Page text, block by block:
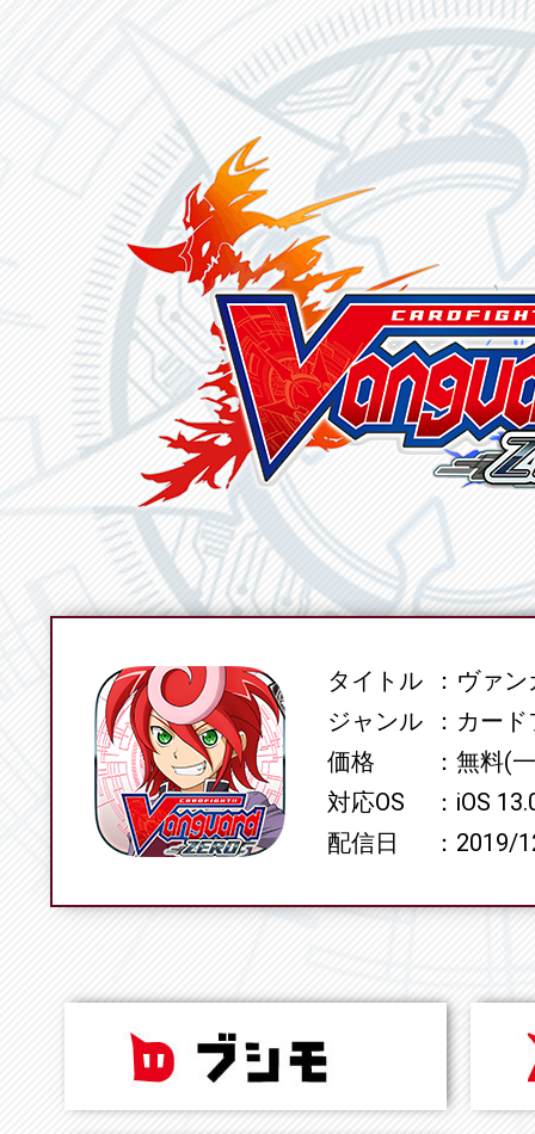
SPECタイトル
ヴァン
ジャンル
カード
価格
無料(
対応OS
iOS
配信日
2019/